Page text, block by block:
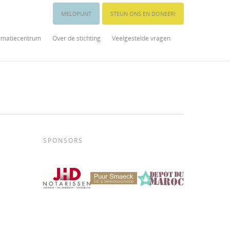
MELDPUNT STEUN ONS EN DONEER!
Over de stichting Veelgestelde vragen
SPONSORS